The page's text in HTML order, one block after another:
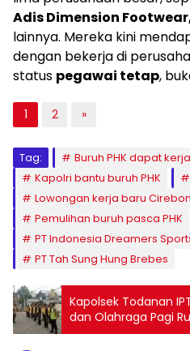
Adis Dimension
lainnya. Mereka kini
dengan bekerja di
status pegawai tetap,
1 2 »
Tag:
Buruh PHK dapat
Kapolri bantu buruh PHK
Lowongan kerja baru
Pemulihan buruh pasca PHK
PT Indonesia Dreamers
PT Tah Sung Hung Brebes
Kapolsek Todanan
dan Olahraga Pagi